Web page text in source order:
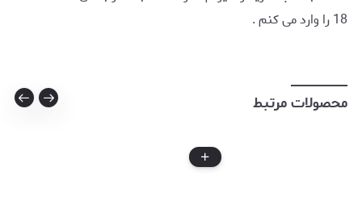
18 را وارد می کنم .
محصولات مرتبط